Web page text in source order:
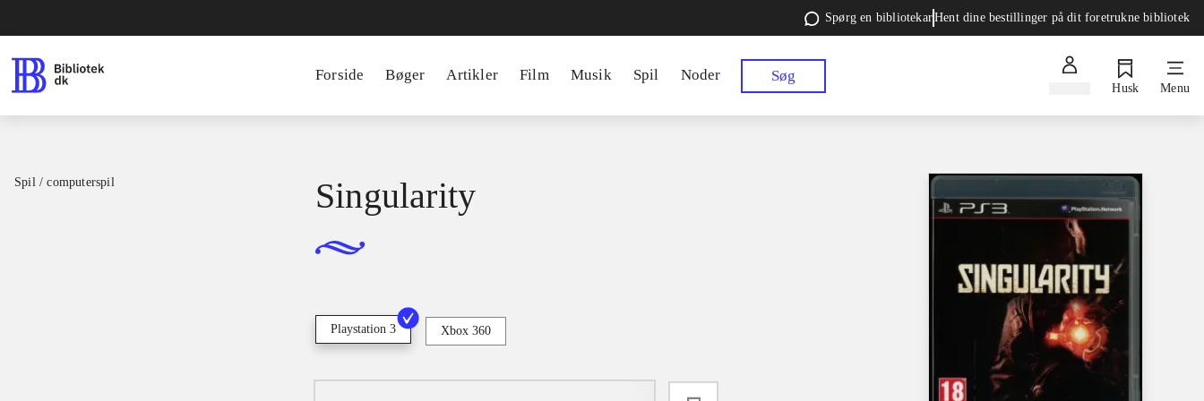
Spørg en bibliotekarHent dine bestillinger på dit foretrukne bibliotek
Forside Bøger Artikler Film Musik Spil Noder Søg
Husk Menu
Spil / computerspil Singularity
Playstation 3 Xbox 360